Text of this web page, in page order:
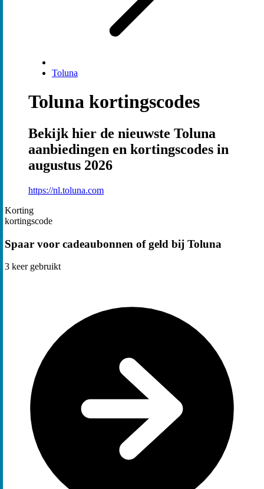
Toluna
Toluna kortingscodes
Bekijk hier de nieuwste Toluna
aanbiedingen en kortingscodes in
augustus 2026
https://nl.toluna.com
Korting
kortingscode
Spaar voor cadeaubonnen of geld bij Toluna
3 keer gebruikt